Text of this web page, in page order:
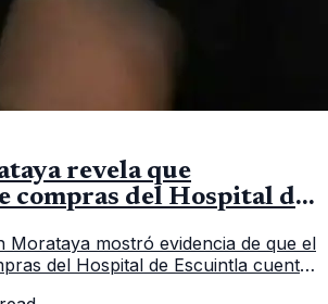
revela que
compras del Hospital de
Morataya mostró evidencia de que el
del Hospital de Escuintla cuenta